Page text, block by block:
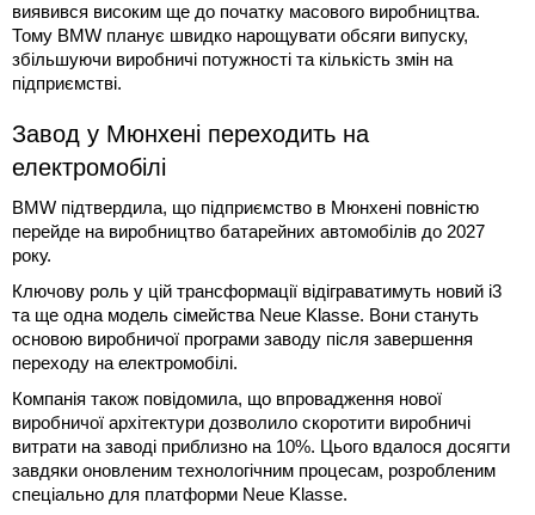
виявився високим ще до початку масового виробництва.
Тому BMW планує швидко нарощувати обсяги випуску,
збільшуючи виробничі потужності та кількість змін на
підприємстві.
Завод у Мюнхені переходить на
електромобілі
BMW підтвердила, що підприємство в Мюнхені повністю
перейде на виробництво батарейних автомобілів до 2027
року.
Ключову роль у цій трансформації відіграватимуть новий i3
та ще одна модель сімейства Neue Klasse. Вони стануть
основою виробничої програми заводу після завершення
переходу на електромобілі.
Компанія також повідомила, що впровадження нової
виробничої архітектури дозволило скоротити виробничі
витрати на заводі приблизно на 10%. Цього вдалося досягти
завдяки оновленим технологічним процесам, розробленим
спеціально для платформи Neue Klasse.